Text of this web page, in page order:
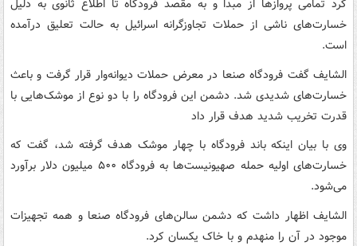
کرد تمامی پروازها از مبدا و به مقصد فرودگاه تا اطلاع ثانوی به دلیل
خسارت‌های ناشی از حملات تجاوزگرانه اسرائیل به حالت تعلیق درآمده
است.
الشایف گفت فرودگاه صنعا در معرض حملات دیوانه‌وار قرار گرفت و باعث
خسارت‌های شدیدی شد. دشمن این فرودگاه را با دو نوع از موشک‌هایی با
قدرت تخریب شدید هدف قرار داد
وی با بیان اینکه باند فرودگاه با چهار موشک هدف گرفته شد، گفت که
خسارت‌های اولیه حمله صهیونیست‌ها به فرودگاه ۵۰۰ میلیون دلار برآورد
می‌شود.
الشایف اظهار داشت که دشمن سالن‌های فرودگاه صنعا و همه تجهیزات
موجود در آن را منهدم و با خاک یکسان کرد.